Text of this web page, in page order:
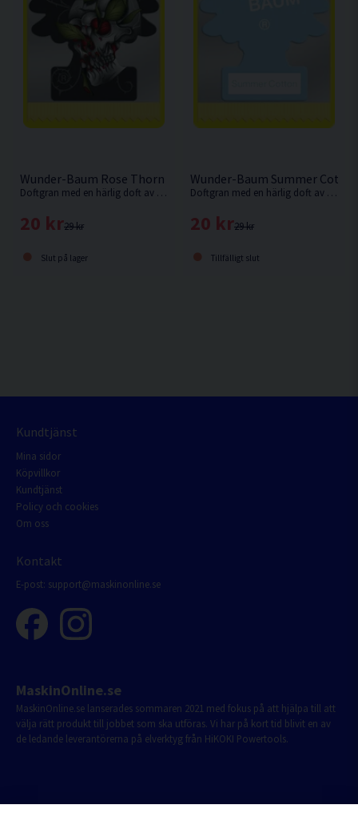
Wunder-Baum Rose Thorn Doftgran
Doftgran med en härlig doft av röd ros.
29 kr
20 kr
Slut på lager
Wunder-Baum Summer
Doftgran med en härlig doft av nytvättad bomull.
29 kr
20 kr
Tillfälligt slut
Kundtjänst
Mina sidor
Köpvillkor
Kundtjänst
Policy och cookies
Om oss
Kontakt
E-post: support@maskinonline.se
MaskinOnline.se
MaskinOnline.se lanserades sommaren 2021 med fokus på att hjälpa till att
välja rätt produkt till jobbet som ska utföras. Vi har på kort tid blivit en av
de ledande leverantörerna på elverktyg från HiKOKI Powertools.